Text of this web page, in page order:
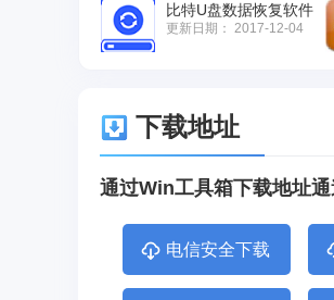
比特U盘数据恢复软件
更新日期： 2017-12-04
下载地址
通过Win工具箱下载地址
电信安全下载